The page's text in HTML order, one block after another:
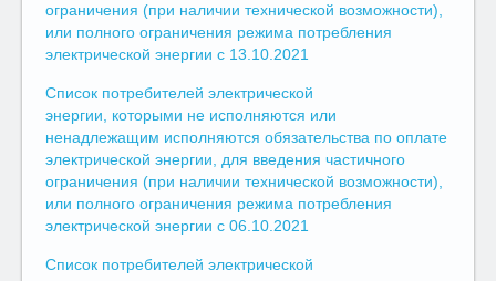
ограничения (при наличии технической возможности),
или полного ограничения режима потребления
электрической энергии с 13.10.2021
Список потребителей электрической
энергии, которыми не исполняются или
ненадлежащим исполняются обязательства по оплате
электрической энергии, для введения частичного
ограничения (при наличии технической возможности),
или полного ограничения режима потребления
электрической энергии с 06.10.2021
Список потребителей электрической